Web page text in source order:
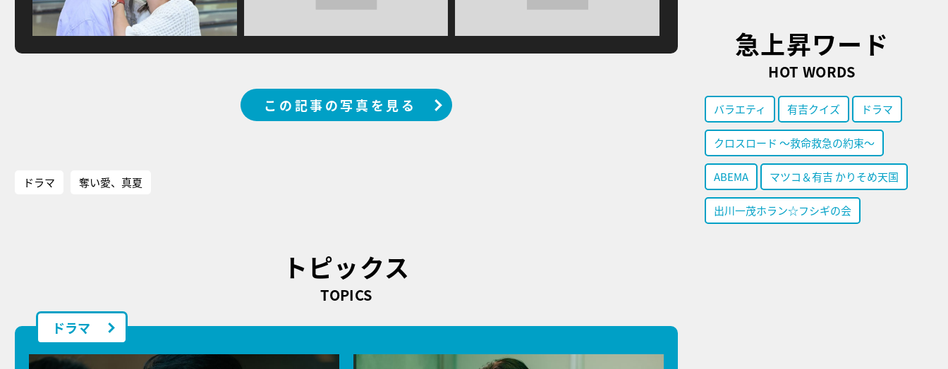
この記事の写真を見る
ドラマ 奪い愛、真夏
トピックス
TOPICS
ドラマ
急上昇ワード
HOT WORDS
バラエティ 有吉クイズ ドラマ
クロスロード ～救命救急の約束～
ABEMA マツコ＆有吉 かりそめ天国
出川一茂ホラン☆フシギの会